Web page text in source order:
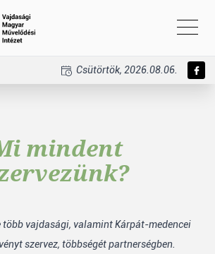
Csütörtök, 2026.08.06.
mindent
több vajdasági, valamint Kárpát-medencei
szervez, többségét partnerségben.